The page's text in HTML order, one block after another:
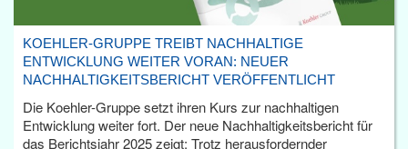
KOEHLER-GRUPPE TREIBT NACHHALTIGE
ENTWICKLUNG WEITER VORAN: NEUER
NACHHALTIGKEITSBERICHT VERÖFFENTLICHT
Die Koehler-Gruppe setzt ihren Kurs zur nachhaltigen
Entwicklung weiter fort. Der neue Nachhaltigkeitsbericht für
das Berichtsjahr 2025 zeigt: Trotz herausfordernder